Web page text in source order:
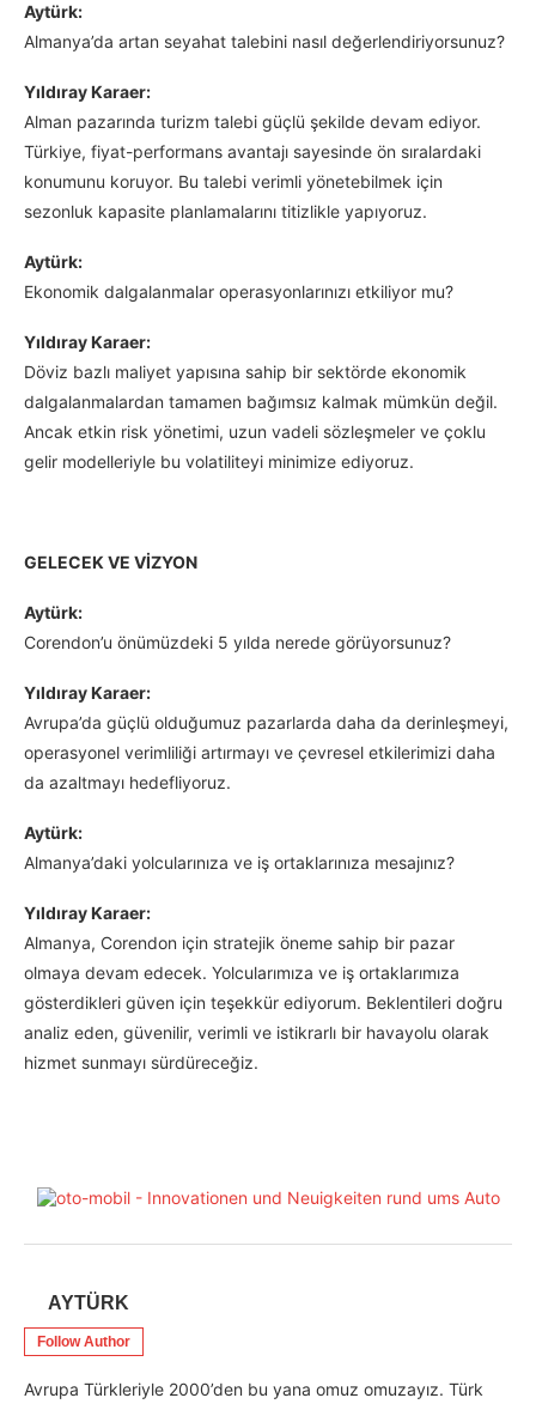
Aytürk:
Almanya’da artan seyahat talebini nasıl değerlendiriyorsunuz?
Yıldıray Karaer:
Alman pazarında turizm talebi güçlü şekilde devam ediyor.
Türkiye, fiyat-performans avantajı sayesinde ön sıralardaki
konumunu koruyor. Bu talebi verimli yönetebilmek için
sezonluk kapasite planlamalarını titizlikle yapıyoruz.
Aytürk:
Ekonomik dalgalanmalar operasyonlarınızı etkiliyor mu?
Yıldıray Karaer:
Döviz bazlı maliyet yapısına sahip bir sektörde ekonomik
dalgalanmalardan tamamen bağımsız kalmak mümkün değil.
Ancak etkin risk yönetimi, uzun vadeli sözleşmeler ve çoklu
gelir modelleriyle bu volatiliteyi minimize ediyoruz.
GELECEK VE VİZYON
Aytürk:
Corendon’u önümüzdeki 5 yılda nerede görüyorsunuz?
Yıldıray Karaer:
Avrupa’da güçlü olduğumuz pazarlarda daha da derinleşmeyi,
operasyonel verimliliği artırmayı ve çevresel etkilerimizi daha
da azaltmayı hedefliyoruz.
Aytürk:
Almanya’daki yolcularınıza ve iş ortaklarınıza mesajınız?
Yıldıray Karaer:
Almanya, Corendon için stratejik öneme sahip bir pazar
olmaya devam edecek. Yolcularımıza ve iş ortaklarımıza
gösterdikleri güven için teşekkür ediyorum. Beklentileri doğru
analiz eden, güvenilir, verimli ve istikrarlı bir havayolu olarak
hizmet sunmayı sürdüreceğiz.
AYTÜRK
Follow Author
Avrupa Türkleriyle 2000’den bu yana omuz omuzayız. Türk